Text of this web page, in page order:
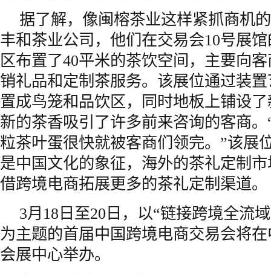
据了解，像闽榕茶业这样紧抓商机
丰和茶业公司，他们在交易会10号展
区布置了40平米的茶饮空间，主要向
销礼品和定制茶服务。该展位通过装
置成鸟笼和品饮区，同时地板上铺设
新的茶香吸引了许多前来咨询的客商
粒茶叶蛋很快就被客商们领完。”该展
是中国文化的象征，海外的茶礼定制
借跨境电商拓展更多的茶礼定制渠道。
3月18日至20日，以“链接跨境全流
为主题的首届中国跨境电商交易会将
会展中心举办。